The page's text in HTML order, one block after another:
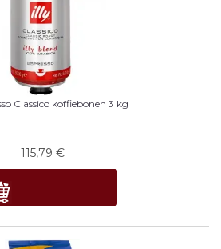
Classico koffiebonen 3 kg
115,79 €